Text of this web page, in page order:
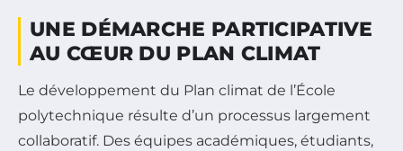
UNE DÉMARCHE PARTICIPATIVE
AU CŒUR DU PLAN CLIMAT
Le développement du Plan climat de l’École
polytechnique résulte d’un processus largement
collaboratif. Des équipes académiques, étudiants,